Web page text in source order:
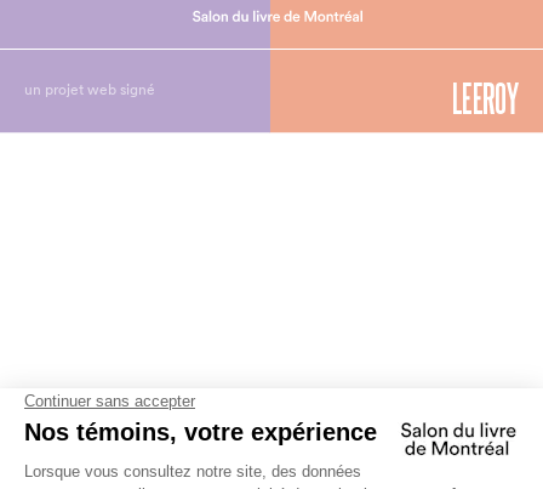
un projet web signé